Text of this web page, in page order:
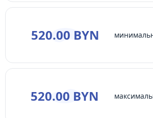
520.00 BYN
520.00 BYN